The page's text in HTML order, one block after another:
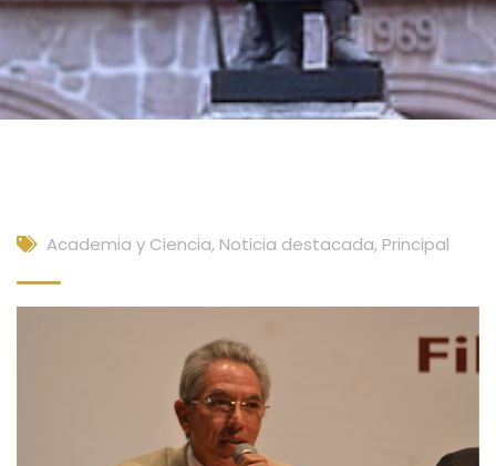
Academia y Ciencia, Noticia destacada, Principal